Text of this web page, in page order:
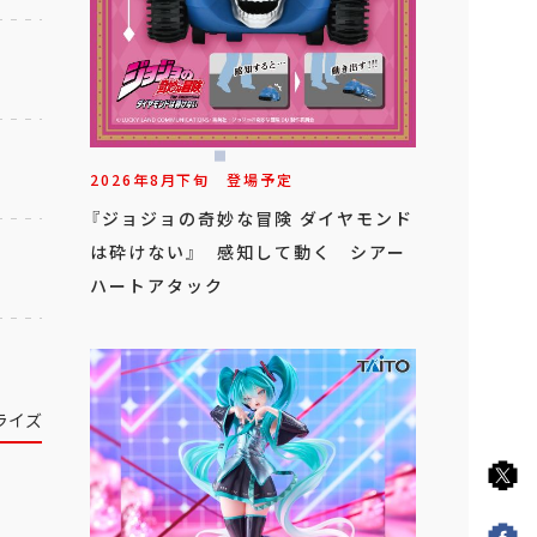
イズ
2026年8月下旬 登場予定
『ジョジョの奇妙な冒険 ダイヤモンド
は砕けない』 感知して動く シアー
ハートアタック